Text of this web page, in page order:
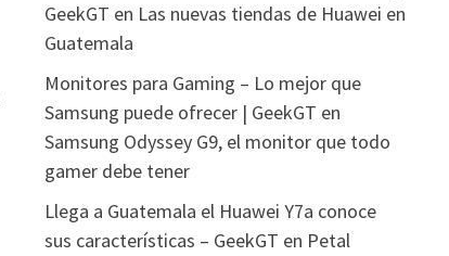
GeekGT en Las nuevas tiendas de Huawei en
Guatemala
Monitores para Gaming – Lo mejor que
Samsung puede ofrecer | GeekGT en
Samsung Odyssey G9, el monitor que todo
gamer debe tener
Llega a Guatemala el Huawei Y7a conoce
sus características – GeekGT en Petal